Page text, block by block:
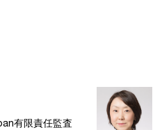
有限責任監査